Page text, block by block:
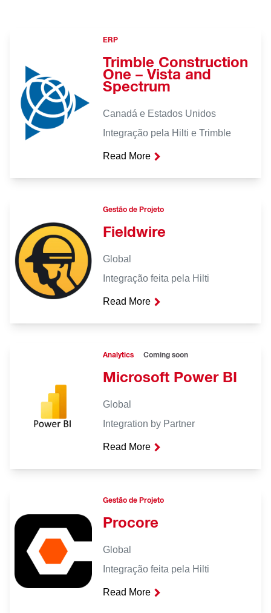
ERP
Trimble Construction
One – Vista and
Spectrum
Canadá e Estados Unidos
Integração pela Hilti e Trimble
Read More
Gestão de Projeto
Fieldwire
Global
Integração feita pela Hilti
Read More
Analytics Coming soon
Microsoft Power BI
Global
Integration by Partner
Read More
Gestão de Projeto
Procore
Global
Integração feita pela Hilti
Read More